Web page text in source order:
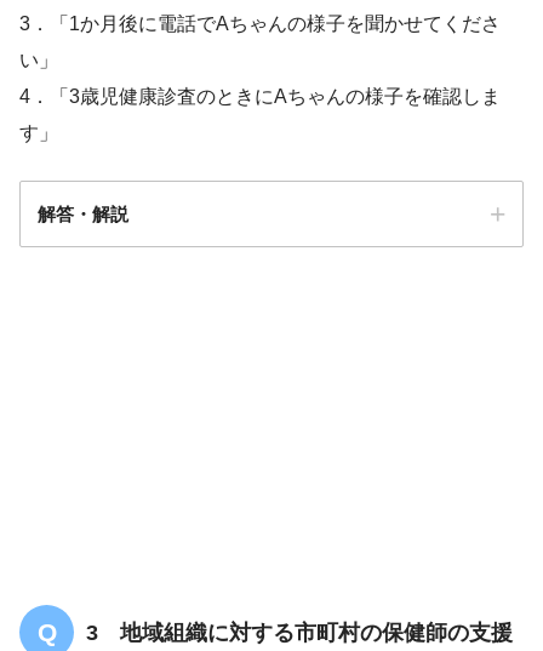
3．「1か月後に電話でAちゃんの様子を聞かせてくださ
い」
4．「3歳児健康診査のときにAちゃんの様子を確認しま
す」
解答・解説
妊娠7か月で疲れたの
3 地域組織に対する市町村の保健師の支援